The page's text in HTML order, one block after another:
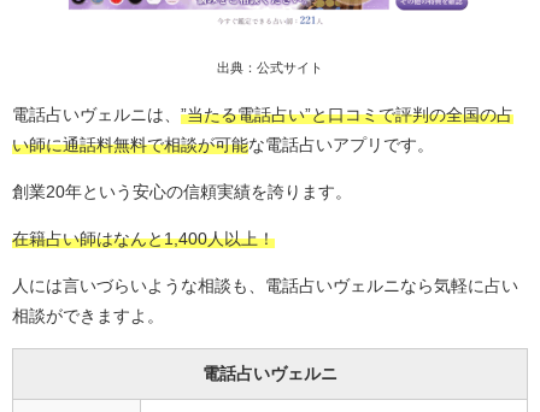
出典：公式サイト
電話占いヴェルニは、 ”当たる電話占い”と口コミで評判の全国の占
い師に通話料無料で相談が可能な電話占いアプリです。
創業20年という安心の信頼実績を誇ります。
在籍占い師はなんと1,400人以上！
人には言いづらいような相談も、電話占いヴェルニなら気軽に占い
相談ができますよ。
電話占いヴェルニ